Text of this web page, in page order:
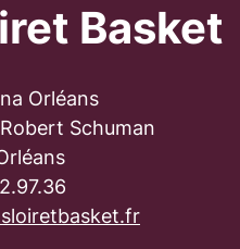
Basket
Orléans
Schuman